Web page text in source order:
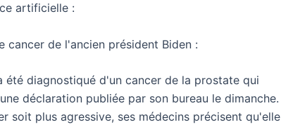
artificielle :
cancer de l'ancien président Biden :
été diagnostiqué d'un cancer de la prostate qui
déclaration publiée par son bureau le dimanche.
soit plus agressive, ses médecins précisent qu'elle